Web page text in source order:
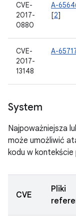
CVE-
2017-
0880
A-
[2]
CVE-
2017-
13148
A-
System
Najpoważniejsza
może umożliwić
kodu w
CVE
Pliki